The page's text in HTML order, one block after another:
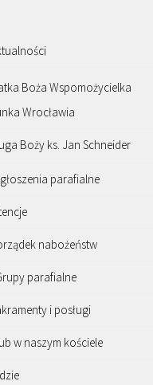
Boża Wspomożycielka
Wrocławia
Boży ks. Jan Schneider
parafialne
nabożeństw
parafialne
i posługi
w naszym kościele